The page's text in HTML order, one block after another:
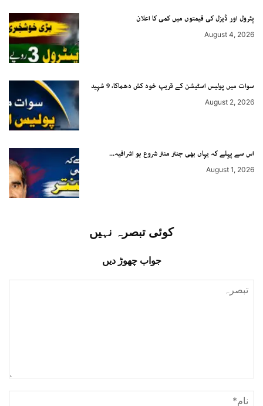
پٹرول اور ڈیزل کی قیمتوں میں کمی کا اعلان
August 4, 2026
سوات میں پولیس اسٹیشن کے قریب خود کش دھماکا، 9 شہید
August 2, 2026
اس سے پہلے کہ یہاں بھی جنتر منتر شروع ہو اشرافیہ...
August 1, 2026
کوئی تبصرہ نہیں
جواب چھوڑ دیں